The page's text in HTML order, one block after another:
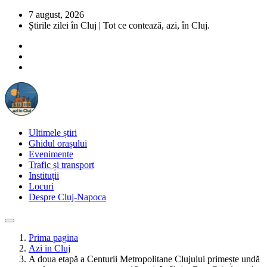
7 august, 2026
Știrile zilei în Cluj | Tot ce contează, azi, în Cluj.
Ultimele știri
Ghidul orașului
Evenimente
Trafic și transport
Instituții
Locuri
Despre Cluj-Napoca
Prima pagina
Azi in Cluj
A doua etapă a Centurii Metropolitane Clujului primește undă